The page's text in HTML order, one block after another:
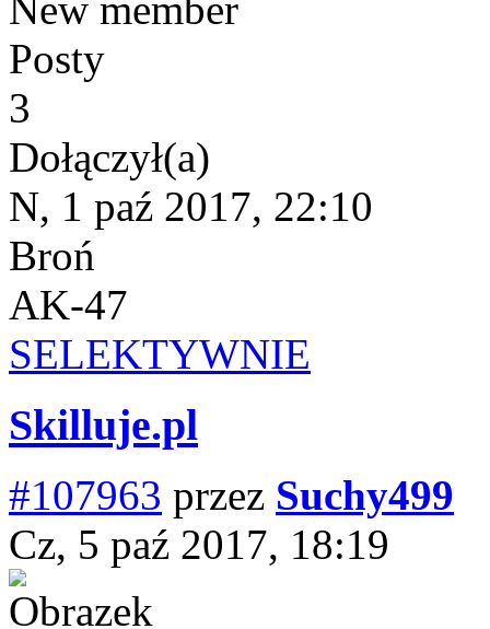
Posty
3
Dołączył(a)
N, 1 paź 2017, 22:10
Broń
AK-47
SELEKTYWNIE
Skilluje.pl
#107963 przez Suchy499
Cz, 5 paź 2017, 18:19